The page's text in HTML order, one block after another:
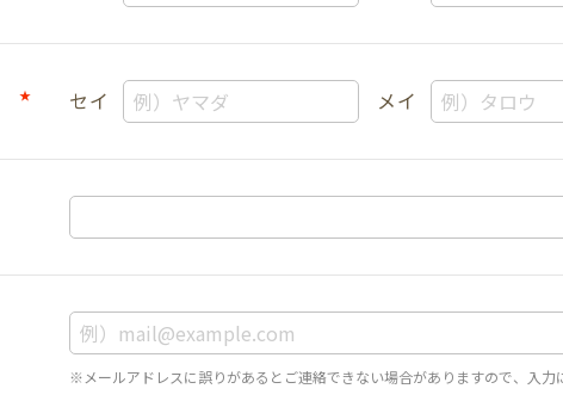
★ セイ メイ
※メールアドレスに誤りがあるとご連絡できない場合がありますので、入力